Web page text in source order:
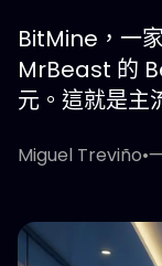
BitMine，一
MrBeast 的
元。這就是主
Miguel Treviño•